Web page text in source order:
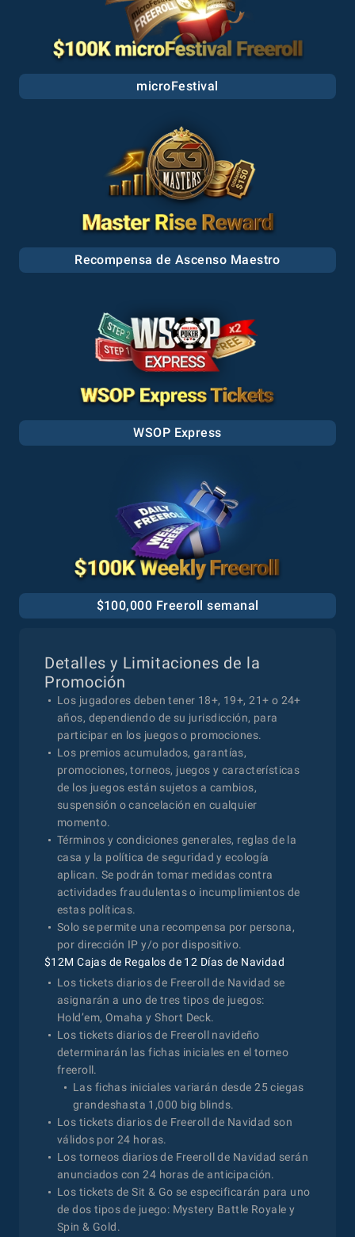
microFestival
Recompensa de Ascenso Maestro
WSOP Express
$100,000 Freeroll semanal
Detalles y Limitaciones de la
Promoción
Los jugadores deben tener 18+, 19+, 21+ o 24+
años, dependiendo de su jurisdicción, para
participar en los juegos o promociones.
Los premios acumulados, garantías,
promociones, torneos, juegos y características
de los juegos están sujetos a cambios,
suspensión o cancelación en cualquier
momento.
Términos y condiciones generales, reglas de la
casa y la política de seguridad y ecología
aplican. Se podrán tomar medidas contra
actividades fraudulentas o incumplimientos de
estas políticas.
Solo se permite una recompensa por persona,
por dirección IP y/o por dispositivo.
$12M Cajas de Regalos de 12 Días de Navidad
Los tickets diarios de Freeroll de Navidad se
asignarán a uno de tres tipos de juegos:
Hold’em, Omaha y Short Deck.
Los tickets diarios de Freeroll navideño
determinarán las fichas iniciales en el torneo
freeroll.
Las fichas iniciales variarán desde 25 ciegas
grandeshasta 1,000 big blinds.
Los tickets diarios de Freeroll de Navidad son
válidos por 24 horas.
Los torneos diarios de Freeroll de Navidad serán
anunciados con 24 horas de anticipación.
Los tickets de Sit & Go se especificarán para uno
de dos tipos de juego: Mystery Battle Royale y
Spin & Gold.